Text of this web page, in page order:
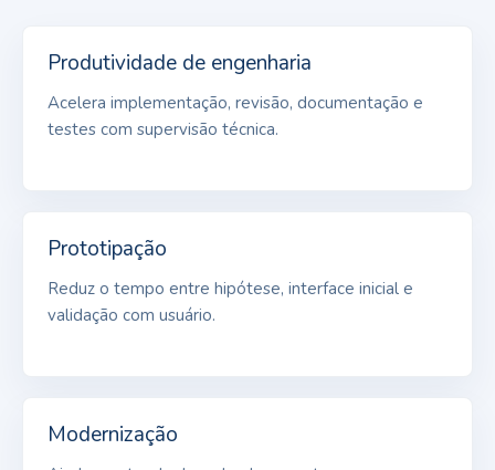
Produtividade de engenharia
Acelera implementação, revisão, documentação e
testes com supervisão técnica.
Prototipação
Reduz o tempo entre hipótese, interface inicial e
validação com usuário.
Modernização